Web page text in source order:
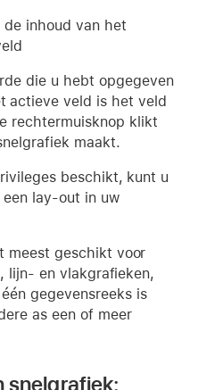
inhoud van het
die u hebt opgegeven
actieve veld is het veld
rechtermuisknop klikt
maakt.
beschikt, kunt u
lay-out in uw
meest geschikt voor
lijn- en vlakgrafieken,
gegevensreeks is
as een of meer
snelgrafiek: